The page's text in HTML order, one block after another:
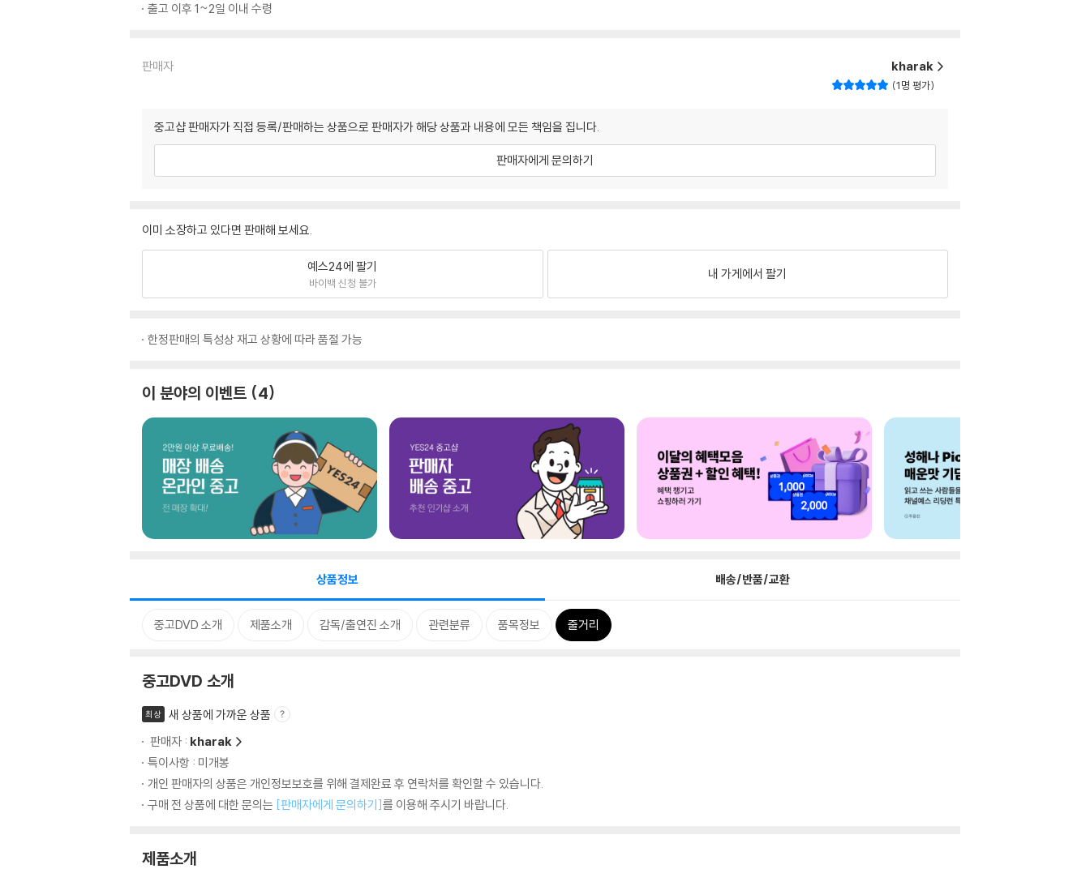
출고 이후 1~2일 이내 수령
판매자 kharak
1명 평가
중고샵 판매자가 직접 등록/판매하는 상품으로 판매자가 해당 상품과 내용에 모든 책임을 집니다.
판매자에게 문의하기
이미 소장하고 있다면 판매해 보세요.
예스24에 팔기
바이백 신청 불가
내 가게에서 팔기
한정판매의 특성상 재고 상황에 따라 품절 가능
이 분야의 이벤트 4
상품정보 배송/반품/교환
중고DVD 소개 제품소개 감독/출연진 소개 관련분류 품목정보 줄거리
중고DVD 소개
최상
새 상품에 가까운 상품
판매자 : kharak
특이사항 : 미개봉
개인 판매자의 상품은 개인정보보호를 위해 결제완료 후 연락처를 확인할 수 있습니다.
구매 전 상품에 대한 문의는 [판매자에게 문의하기]를 이용해 주시기 바랍니다.
제품소개